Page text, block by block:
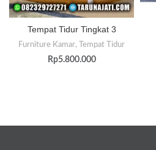
Tempat Tidur Tingkat 3
Furniture Kamar,
Tempat Tidur
Rp5.800.000